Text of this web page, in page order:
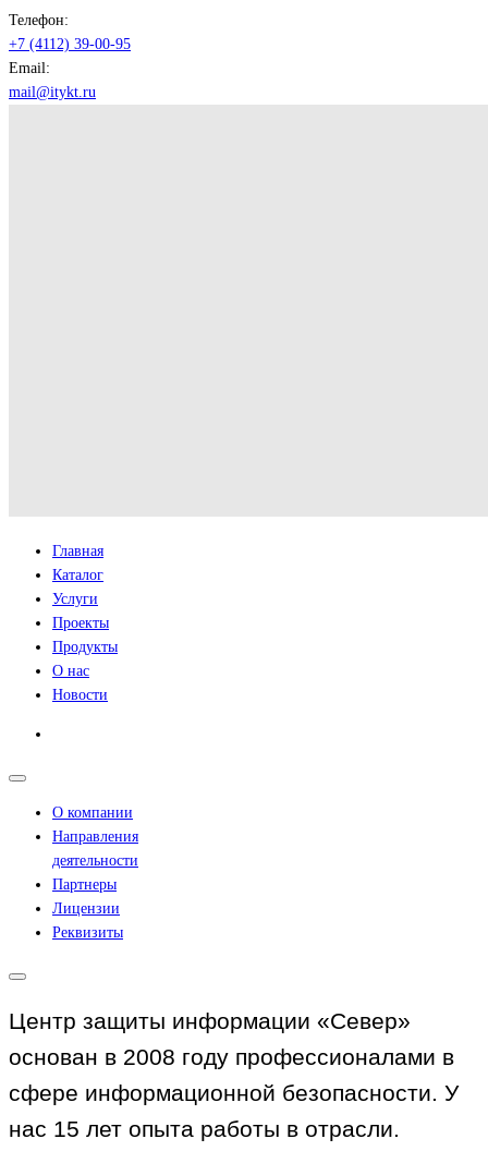
Телефон:
+7 (4112) 39-00-95
Email:
mail@itykt.ru
Главная
Каталог
Услуги
Проекты
Продукты
О нас
Новости
О компании
Направления
деятельности
Партнеры
Лицензии
Реквизиты
Центр защиты информации «Север»
основан в 2008 году профессионалами в
сфере информационной безопасности. У
нас 15 лет опыта работы в отрасли.